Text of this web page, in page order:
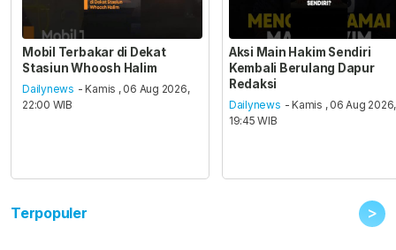
Mobil Terbakar di Dekat
Stasiun Whoosh Halim
Dailynews - Kamis , 06 Aug 2026,
22:00 WIB
Aksi Main Hakim Sendiri
Kembali Berulang Dapur
Redaksi
Dailynews - Kamis , 06 Aug 2026,
19:45 WIB
Terpopuler >